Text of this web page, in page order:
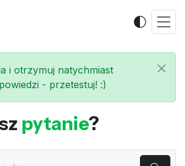
i otrzymuj natychmiast
- przetestuj! :)
pytanie?